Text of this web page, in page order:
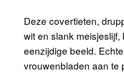
Deze covertieten,
wit en slank
eenzijdige beeld.
vrouwenbladen aan te